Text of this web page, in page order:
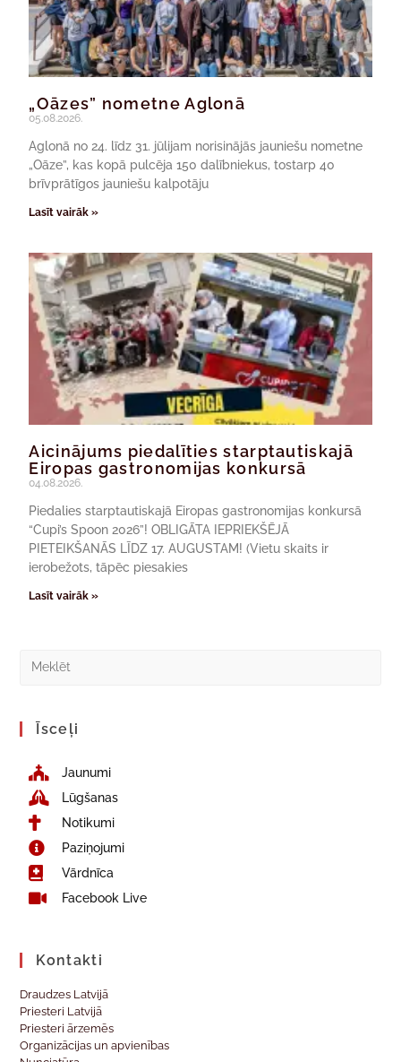
„Oāzes” nometne Aglonā
05.08.2026.
Aglonā no 24. līdz 31. jūlijam norisinājās jauniešu nometne
„Oāze”, kas kopā pulcēja 150 dalībniekus, tostarp 40
brīvprātīgos jauniešu kalpotāju
Lasīt vairāk »
Aicinājums piedalīties starptautiskajā
Eiropas gastronomijas konkursā
04.08.2026.
Piedalies starptautiskajā Eiropas gastronomijas konkursā
“Cupi’s Spoon 2026”! OBLIGĀTA IEPRIEKŠĒJĀ
PIETEIKŠANĀS LĪDZ 17. AUGUSTAM! (Vietu skaits ir
ierobežots, tāpēc piesakies
Lasīt vairāk »
Īsceļi
Jaunumi
Lūgšanas
Notikumi
Paziņojumi
Vārdnīca
Facebook Live
Kontakti
Draudzes Latvijā
Priesteri Latvijā
Priesteri ārzemēs
Organizācijas un apvienības